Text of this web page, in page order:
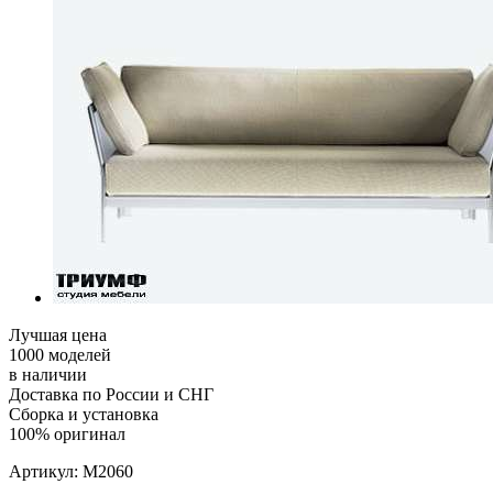
Лучшая цена
1000 моделей
в наличии
Доставка по России и СНГ
Сборка и установка
100% оригинал
Артикул: M2060